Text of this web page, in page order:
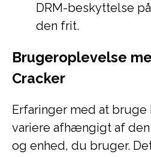
DRM-beskyttelse
den frit.
Brugeroplevelse
Cracker
Erfaringer med at bruge
variere afhængigt af
og enhed, du bruger.